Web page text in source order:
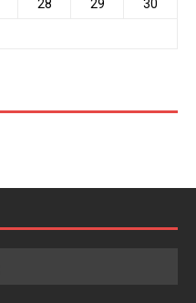
28 29 30